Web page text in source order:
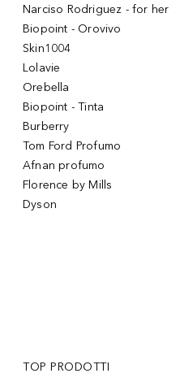
Narciso Rodriguez - for her
Biopoint - Orovivo
Skin1004
Lolavie
Orebella
Biopoint - Tinta
Burberry
Tom Ford Profumo
Afnan profumo
Florence by Mills
Dyson
TOP PRODOTTI